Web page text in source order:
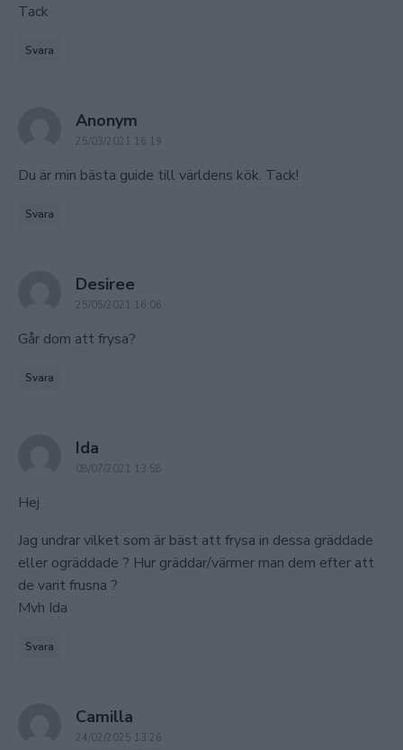
Tack
Svara
Anonym
25/03/2021 16:19
Du är min bästa guide till världens kök. Tack!
Svara
Desiree
25/05/2021 16:06
Går dom att frysa?
Svara
Ida
08/07/2021 13:58
Hej
Jag undrar vilket som är bäst att frysa in dessa gräddade
eller ogräddade ? Hur gräddar/värmer man dem efter att
de varit frusna ?
Mvh Ida
Svara
Camilla
24/02/2025 13:26